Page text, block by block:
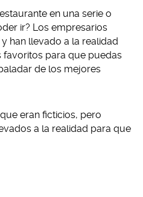
en una serie o
ir? Los empresarios
han llevado a la realidad
para que puedas
de los mejores
eran ficticios, pero
a la realidad para que